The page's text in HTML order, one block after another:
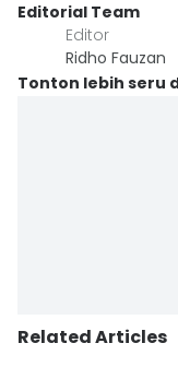
Editorial Team
Editor
Ridho Fauzan
Tonton lebih seru
Related Articles